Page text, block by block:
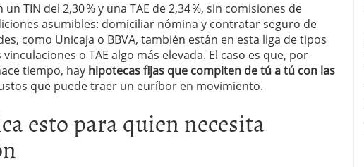
TIN del 2,30 % y una TAE de 2,34 %, sin comisiones de
asumibles: domiciliar nómina y contratar seguro de
como Unicaja o BBVA, también están en esta liga de tipos
o TAE algo más elevada. El caso es que, por
tiempo, hay hipotecas fijas que compiten de tú a tú con las
que puede traer un euríbor en movimiento.
esto para quien necesita